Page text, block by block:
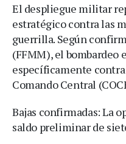
El despliegue militar
estratégico contra las
guerrilla. Según
(FFMM), el bombardeo
específicamente
Comando Central
Bajas confirmadas: La
saldo preliminar de